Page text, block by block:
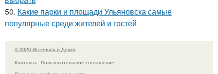
50. Какие парки и площади Ульяновска самые
популярные среди жителей и гостей
© 2026 Интерьер и Декор
Контакты
Пользовательское соглашение